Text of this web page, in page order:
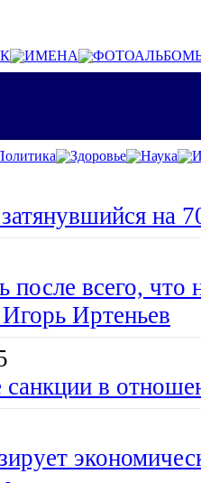
ИМЕНА
Здоровье Наука
на
всего, что
Иртеньев
в